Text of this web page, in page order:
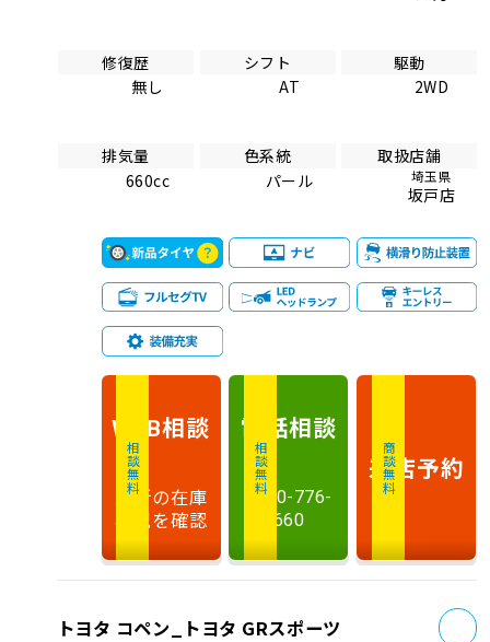
修復歴
無し
シフト
AT
駆動
2WD
排気量
660cc
色系統
パール
取扱店舗
埼玉県
坂戸店
相談無料
WEB相談
最新の在庫
状況を確認
相談無料
電話相談
0120-776-
660
商談無料
来店予約
トヨタ コペン_トヨタ GRスポーツ